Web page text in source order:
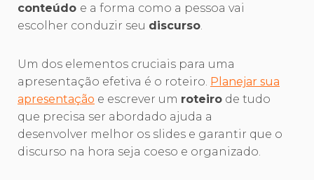
conteúdo e a forma como a pessoa vai
escolher conduzir seu discurso.
Um dos elementos cruciais para uma
apresentação efetiva é o roteiro. Planejar sua
apresentação e escrever um roteiro de tudo
que precisa ser abordado ajuda a
desenvolver melhor os slides e garantir que o
discurso na hora seja coeso e organizado.